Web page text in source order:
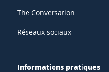
The Conversation
Réseaux sociaux
Informations pratiques